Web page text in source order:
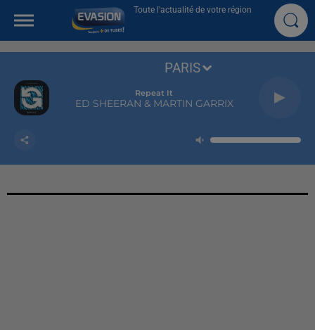
Toute l'actualité de votre région
Repeat It
ED SHEERAN & MARTIN GARRIX
PARIS